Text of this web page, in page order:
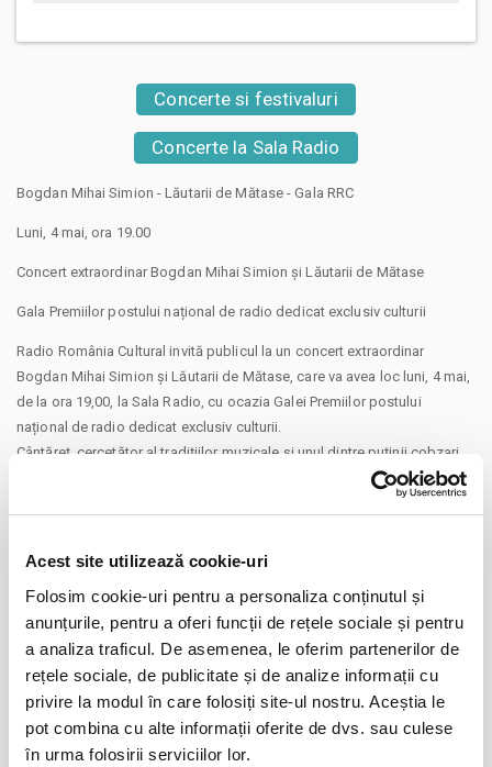
Acest site utilizează cookie-uri
Folosim cookie-uri pentru a personaliza conținutul și
anunțurile, pentru a oferi funcții de rețele sociale și pentru
a analiza traficul. De asemenea, le oferim partenerilor de
rețele sociale, de publicitate și de analize informații cu
privire la modul în care folosiți site-ul nostru. Aceștia le
pot combina cu alte informații oferite de dvs. sau culese
în urma folosirii serviciilor lor.
Concerte si festivaluri
Concerte la Sala Radio
Bogdan Mihai Simion - Lăutarii de Mătase - Gala RRC
Luni, 4 mai, ora 19.00
Concert extraordinar Bogdan Mihai Simion și Lăutarii de Mătase
Gala Premiilor postului național de radio dedicat exclusiv culturii
Radio România Cultural invită publicul la un concert extraordinar
Bogdan Mihai Simion și Lăutarii de Mătase, care va avea loc luni, 4 mai,
de la ora 19,00, la Sala Radio, cu ocazia Galei Premiilor postului
național de radio dedicat exclusiv culturii.
Cântăreț, cercetător al tradițiilor muzicale și unul dintre puținii cobzari
activi din România, Bogdan Mihai Simion va concerta împreună cu
adolescență, la 15 ani, iar de atunci și-a dedicat activitatea recuperării
și reinterpretării repertoriului lăutăresc autentic. Din 2006, a călătorit prin
țară pentru a aduna cântece vechi și pentru a învăța direct de la ultimii
cobzari ai generațiilor trecute.
În cariera sa a colaborat cu numeroși artiști, printre care Mihai
Mărgineanu, Taraf de Haidouks, Les Elephants Bizarres, Chimie și
Samurai. A semnat și muzica pentru documentarele Flavours of
Romania și Wild Carpathia, realizate de jurnalistul britanic Charlie Ottley.
CONTINUARE
Distribuie aceasta pagina